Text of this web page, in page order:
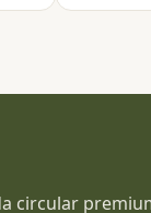
circular